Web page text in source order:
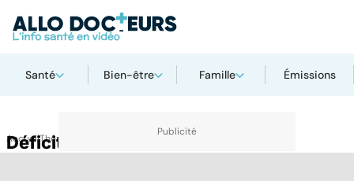
Santé Bien-être Famille Émissions
AccueilThématiques
Déficit